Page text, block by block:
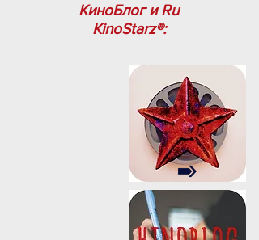
КиноБлог и Ru
KinoStarz®: